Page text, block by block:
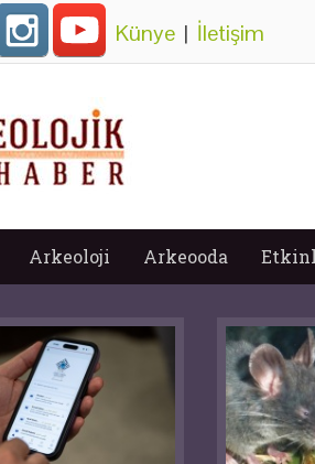
Künye | İletişim
Arkeoloji Arkeooda